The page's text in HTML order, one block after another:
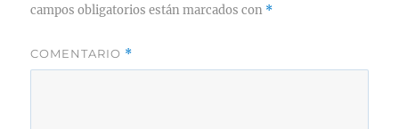
campos obligatorios están marcados con *
COMENTARIO *